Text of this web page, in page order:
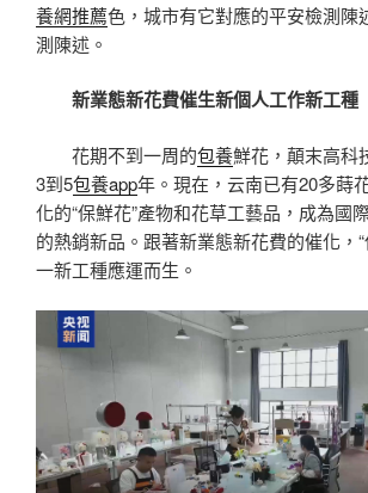
養網推薦色，城市有它對應的平安檢測陳
測陳述。
新業態新花費催生新個人工作新工種
花期不到一周的包養鮮花，顛末高科
3到5包養app年。現在，云南已有20多蒔
化的“保鮮花”產物和花草工藝品，成為國
的熱銷新品。跟著新業態新花費的催化，
一新工種應運而生。